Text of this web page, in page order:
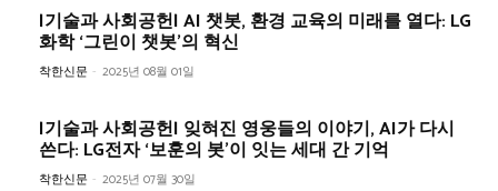
|기술과 사회공헌| AI 챗봇, 환경 교육의 미래를 열다: LG
화학 ‘그린이 챗봇’의 혁신
착한신문 - 2025년 08월 01일
|기술과 사회공헌| 잊혀진 영웅들의 이야기, AI가 다시
쓴다: LG전자 ‘보훈의 봇’이 잇는 세대 간 기억
착한신문 - 2025년 07월 30일